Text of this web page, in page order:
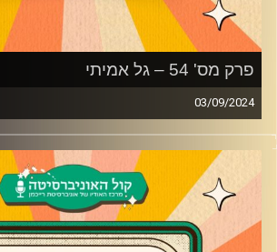
פרק מס' 54 – גל אמיתי
03/09/2024
גל אמיתי מגיע לאולפן פלאשבק!
בשיחה אחורה בזמן גל מספר על המעבר
לעולם המשחק, הלימודים שעיצבו אותו
הגיע הרעיון להקים בית ספר למשחק משלו,
והאם החשיפה של החיים הפרטיים